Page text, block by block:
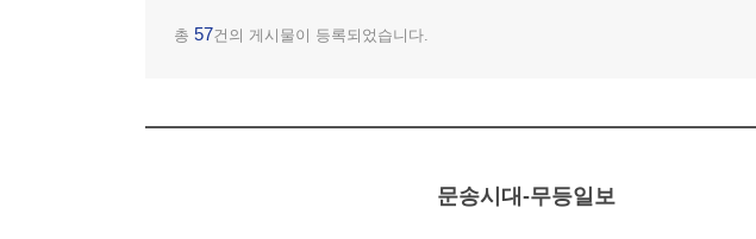
총 57건의 게시물이 등록되었습니다.
문송시대-무등일보